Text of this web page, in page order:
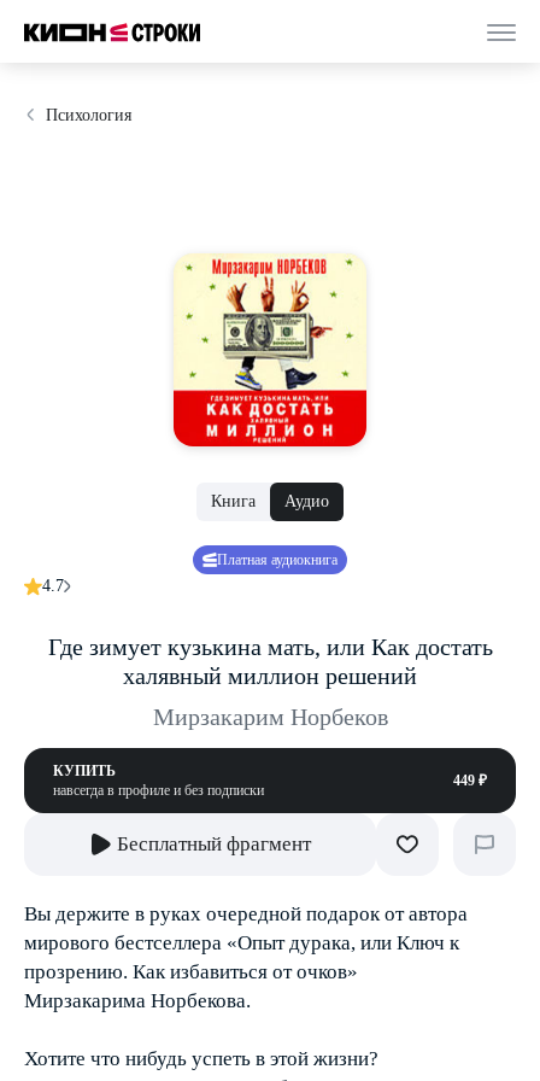
Психология
Книга Аудио
Платная аудиокнига
4.7
Где зимует кузькина мать, или Как достать
халявный миллион решений
Мирзакарим Норбеков
КУПИТЬ
навсегда в профиле и без подписки
449 ₽
Бесплатный фрагмент
Вы держите в руках очередной подарок от автора
мирового бестселлера «Опыт дурака, или Ключ к
прозрению. Как избавиться от очков»
Мирзакарима Норбекова.
Хотите что нибудь успеть в этой жизни?